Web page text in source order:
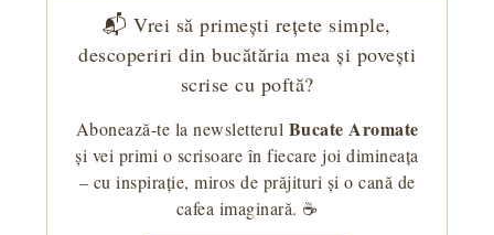
📬 Vrei să primești rețete simple,
descoperiri din bucătăria mea și povești
scrise cu poftă?
Abonează-te la newsletterul Bucate Aromate
și vei primi o scrisoare în fiecare joi dimineața
– cu inspirație, miros de prăjituri și o cană de
cafea imaginară. ☕